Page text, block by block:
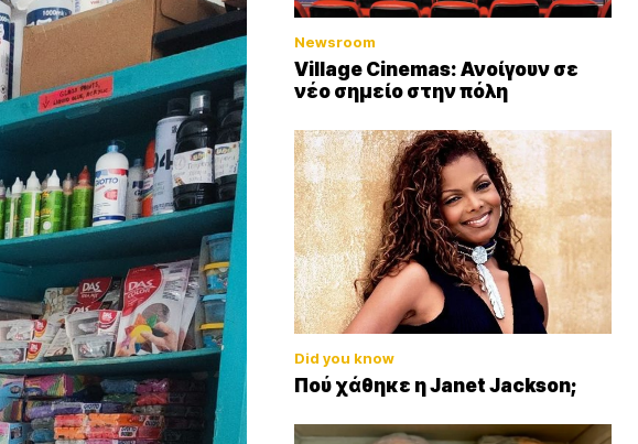
Newsroom
Village Cinemas: Ανοίγουν σε
νέο σημείο στην πόλη
Did you know
Πού χάθηκε η Janet Jackson;